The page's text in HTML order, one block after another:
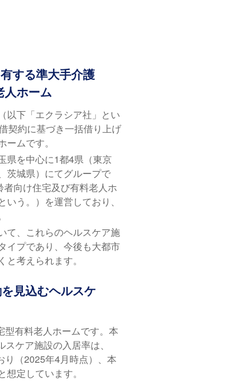
する準大手介護
人ホーム
以下「エクラシア社」とい
契約に基づき一括借り上げ
ムです。
県を中心に1都4県（東京
茨城県）にてグループで
向け住宅及び有料老人ホ
う。）を運営しており、
て、これらのヘルスケア施
イプであり、今後も大都市
考えられます。
見込むヘルスケ
有料老人ホームです。本
ケア施設の入居率は、
り（2025年4月時点）、本
定しています。